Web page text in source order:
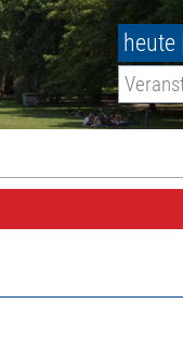
heute |